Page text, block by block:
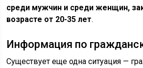
среди мужчин и среди женщин,
возрасте от 20-35 лет.
Информация по
Существует еще одна ситуация —